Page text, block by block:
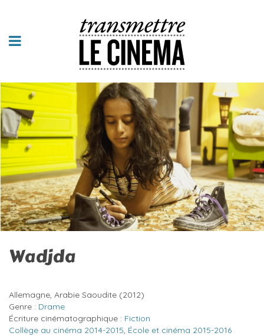
Wadjda
Allemagne, Arabie Saoudite (2012)
Genre : Drame
Écriture cinématographique : Fiction
Collège au cinéma 2014-2015, École et cinéma 2015-2016